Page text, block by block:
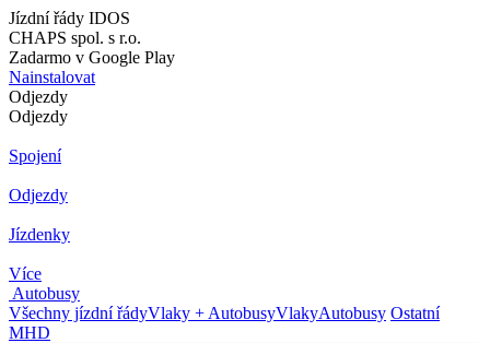
Jízdní řády IDOS
CHAPS spol. s r.o.
Zadarmo v Google Play
Nainstalovat
Odjezdy
Odjezdy
Spojení
Odjezdy
Jízdenky
Více
Autobusy
Všechny jízdní řádyVlaky + AutobusyVlakyAutobusy Ostatní
MHD